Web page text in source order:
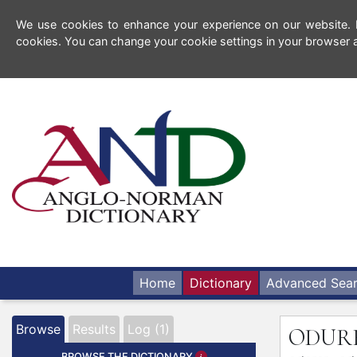
We use cookies to enhance your experience on our
cookies. You can change your cookie settings in your browser
Home Dictionary Advanced
Browse Results Log (1)